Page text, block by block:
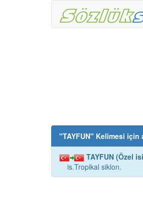
"TAYFUN" Kelimesi için
TAYFUN (Özel
is.Tropikal siklon.